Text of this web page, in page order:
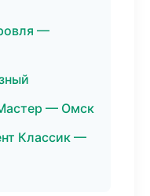
—
— Омск
Классик —